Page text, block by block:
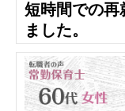
短時間での再
ました。